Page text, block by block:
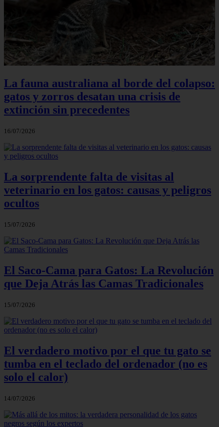
La fauna australiana al borde del colapso:
gatos y zorros desatan una crisis de
extinción sin precedentes
16/07/2026
La sorprendente falta de visitas al
veterinario en los gatos: causas y peligros
ocultos
15/07/2026
El Saco-Cama para Gatos: La Revolución
que Deja Atrás las Camas Tradicionales
15/07/2026
El verdadero motivo por el que tu gato se
tumba en el teclado del ordenador (no es
solo el calor)
14/07/2026